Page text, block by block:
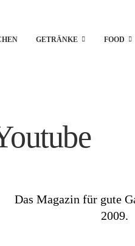
GETRÄNKE FOOD
Das Magazin für gute
2009.